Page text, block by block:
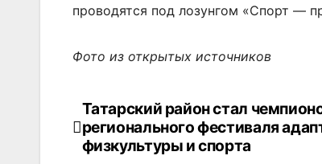
проводятся под лозунгом «Спорт —
Фото из открытых источников
Навигация
по
Татарский район стал
регионального фестиваля
физкультуры и спорта